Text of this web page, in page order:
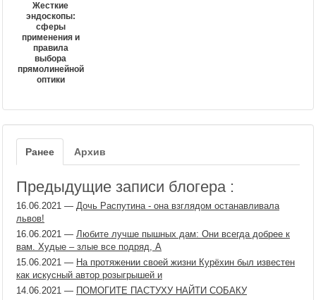
Жесткие
эндоскопы:
сферы
применения и
правила
выбора
прямолинейной
оптики
Ранее Архив
Предыдущие записи блогера :
16.06.2021 — Дочь Распутина - она взглядом останавливала
львов!
16.06.2021 — Любите лучше пышных дам: Они всегда добрее к
вам. Худые ‒ злые все подряд, А
15.06.2021 — На протяжении своей жизни Курёхин был известен
как искусный автор розыгрышей и
14.06.2021 — ПОМОГИТЕ ПАСТУХУ НАЙТИ СОБАКУ